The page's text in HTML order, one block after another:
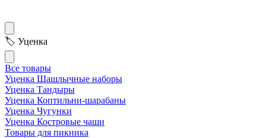
🏷 Уценка
Все товары
Уценка Шашлычные наборы
Уценка Тандыры
Уценка Коптильни-шарабаны
Уценка Чугунки
Уценка Костровые чаши
Товары для пикника